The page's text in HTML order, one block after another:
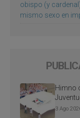
obispo (y
mismo sexo en
Himno
3 Ago